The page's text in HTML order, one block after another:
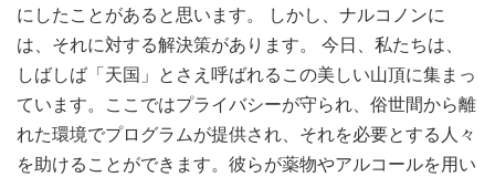
にしたことがあると思います。 しかし、ナルコノンに
は、それに対する解決策があります。 今日、私たちは、
しばしば「天国」とさえ呼ばれるこの美しい山頂に集まっ
ています。ここではプライバシーが守られ、俗世間から離
れた環境でプログラムが提供され、それを必要とする人々
を助けることができます。彼らが薬物やアルコールを用い